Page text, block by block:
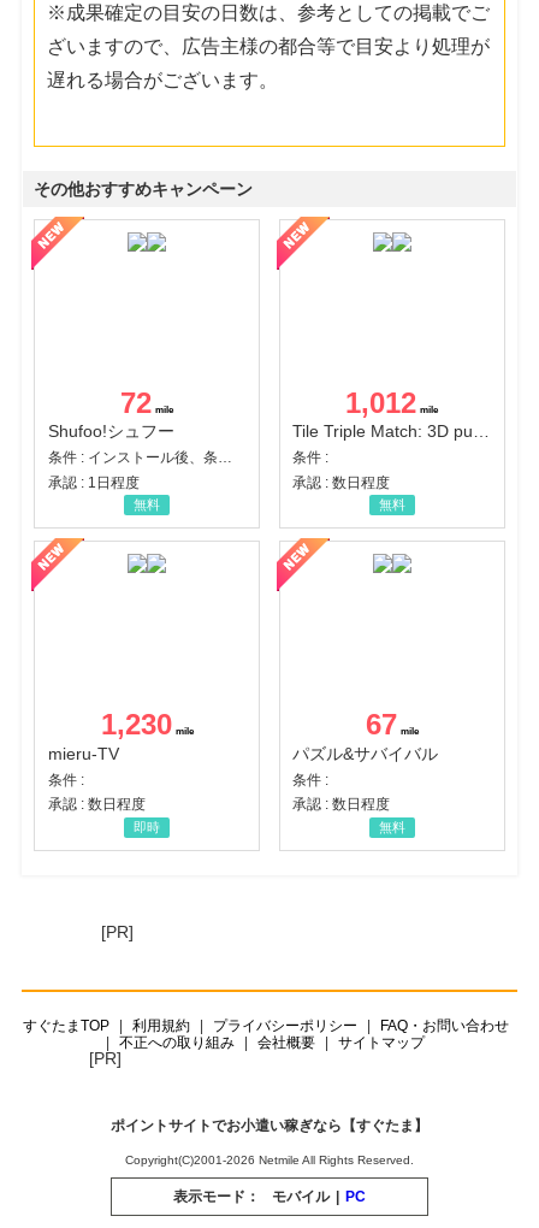
※成果確定の目安の日数は、参考としての掲載でご
ざいますので、広告主様の都合等で目安より処理が
遅れる場合がございます。
その他おすすめキャンペーン
72
Shufoo!シュフー
条件 : インストール後、条件達成
承認 : 1日程度
無料
1,012
Tile Triple Match: 3D puzzle
条件 :
承認 : 数日程度
無料
1,230
mieru-TV
条件 :
承認 : 数日程度
即時
67
パズル&サバイバル
条件 :
承認 : 数日程度
無料
[PR]
すぐたまTOP 利用規約 プライバシーポリシー
FAQ・お問い合わせ
不正への取り組み
会社概要 サイトマップ
[PR]
ポイントサイトでお小遣い稼ぎなら【すぐたま】
Copyright(C)2001-2026 Netmile All Rights Reserved.
表示モード： モバイル | PC